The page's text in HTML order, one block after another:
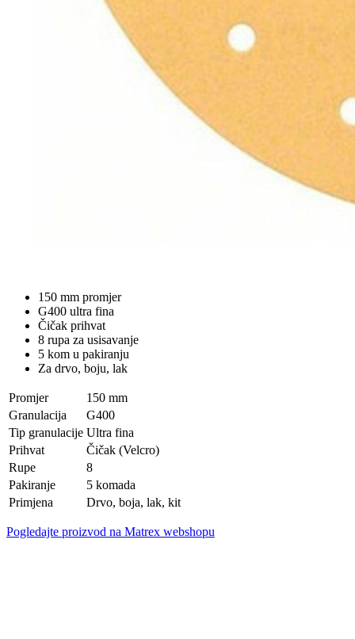
150 mm promjer
G400 ultra fina
Čičak prihvat
8 rupa za usisavanje
5 kom u pakiranju
Za drvo, boju, lak
Promjer
150 mm
Granulacija
G400
Tip granulacije Ultra fina
Prihvat
Čičak (Velcro)
Rupe
8
Pakiranje
5 komada
Primjena
Drvo, boja, lak, kit
Pogledajte proizvod na Matrex webshopu